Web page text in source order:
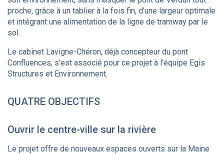
proche, grâce à un tablier à la fois fin, d'une largeur optimale
et intégrant une alimentation de la ligne de tramway par le
sol.
Le cabinet Lavigne-Chéron, déjà concepteur du pont
Confluences, s'est associé pour ce projet à l'équipe Egis
Structures et Environnement.
QUATRE OBJECTIFS
Ouvrir le centre-ville sur la rivière
Le projet offre de nouveaux espaces ouverts sur la Maine